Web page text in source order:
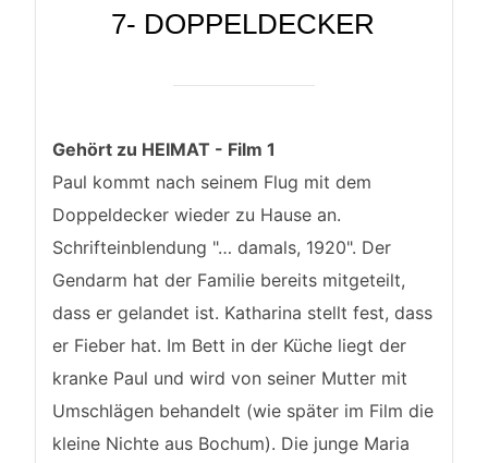
7- DOPPELDECKER
Gehört zu HEIMAT - Film 1
Paul kommt nach seinem Flug mit dem
Doppeldecker wieder zu Hause an.
Schrifteinblendung "… damals, 1920". Der
Gendarm hat der Familie bereits mitgeteilt,
dass er gelandet ist. Katharina stellt fest, dass
er Fieber hat. Im Bett in der Küche liegt der
kranke Paul und wird von seiner Mutter mit
Umschlägen behandelt (wie später im Film die
kleine Nichte aus Bochum). Die junge Maria